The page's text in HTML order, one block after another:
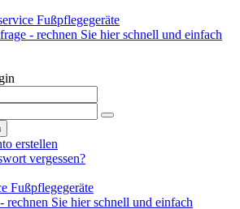
Fußpflegegeräte
- rechnen Sie hier schnell und einfach
erstellen
vergessen?
Fußpflegegeräte
rechnen Sie hier schnell und einfach